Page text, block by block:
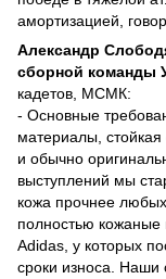
амортизацией,
Александр
сборной команды
кадетов, МСМК:
- Основные
материалы, стойкая
и обычно
выступлений мы
кожа прочнее
полностью кожаные
Adidas, у которых
сроки износа. Наши